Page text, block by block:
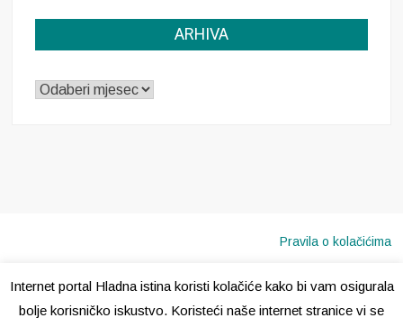
ARHIVA
ARHIVA
Pravila o kolačićima
Internet portal Hladna istina koristi kolačiće kako bi vam osigurala
bolje korisničko iskustvo. Koristeći naše internet stranice vi se
Copyright © 2020 · Sva prava pridržana · Hladna Istina